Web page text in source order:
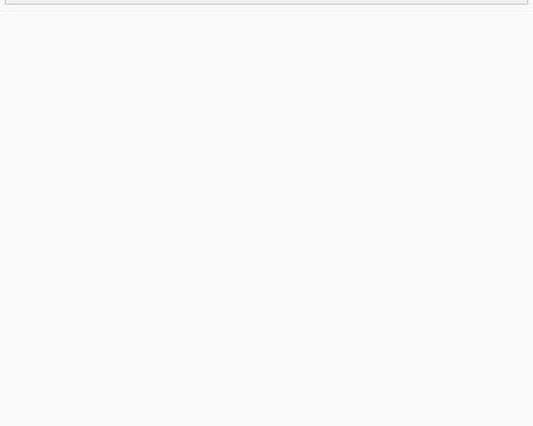
PAÍSES / VIAJES TRADING BIENESTAR TECNOLOGÍA